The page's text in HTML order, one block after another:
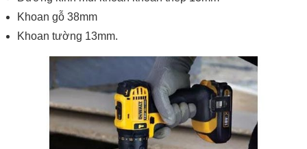
Khoan gỗ 38mm
Khoan tường 13mm.